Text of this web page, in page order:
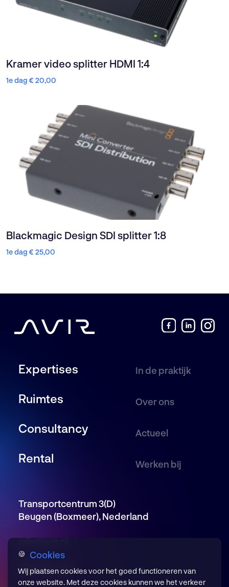
Kramer video splitter HDMI 1:4
1e dag €20,00
Blackmagic Design SDI splitter 1:8
1e dag €25,00
Expertises
Ruimtes
Consultancy
Rental
In de praktijk
Over ons
Actueel
Werken bij
Transportcentrum 3(D)
Beugen (Boxmeer), Nederland
info@avir.nl
085 246 5650
🍪 Cookies
Wij plaatsen cookies voor het goed functioneren van
onze website. Met deze cookies kunnen we het verkeer